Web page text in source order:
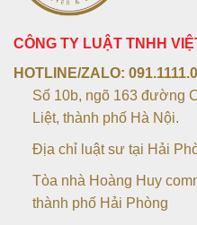
CÔNG TY LUẬT TNHH
HOTLINE/ZALO:
Số 10b, ngõ 163 đường
Liệt, thành phố Hà Nội.
Địa chỉ luật sư tại Hải
Tòa nhà Hoàng Huy
thành phố Hải Phòng